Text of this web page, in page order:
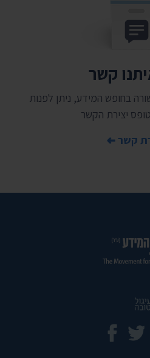
קשר
בחופש המידע, ניתן לפנות
יצירת הקשר
קשר